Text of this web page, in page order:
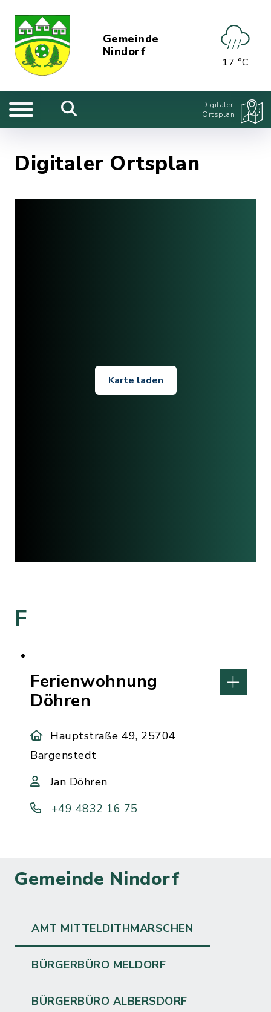
Gemeinde
Nindorf
17 °C
Digitaler
Ortsplan
Digitaler Ortsplan
Karte laden
F
Ferienwohnung
Döhren
Hauptstraße 49, 25704
Bargenstedt
Jan Döhren
+49 4832 16 75
Gemeinde Nindorf
AMT MITTELDITHMARSCHEN
BÜRGERBÜRO MELDORF
BÜRGERBÜRO ALBERSDORF